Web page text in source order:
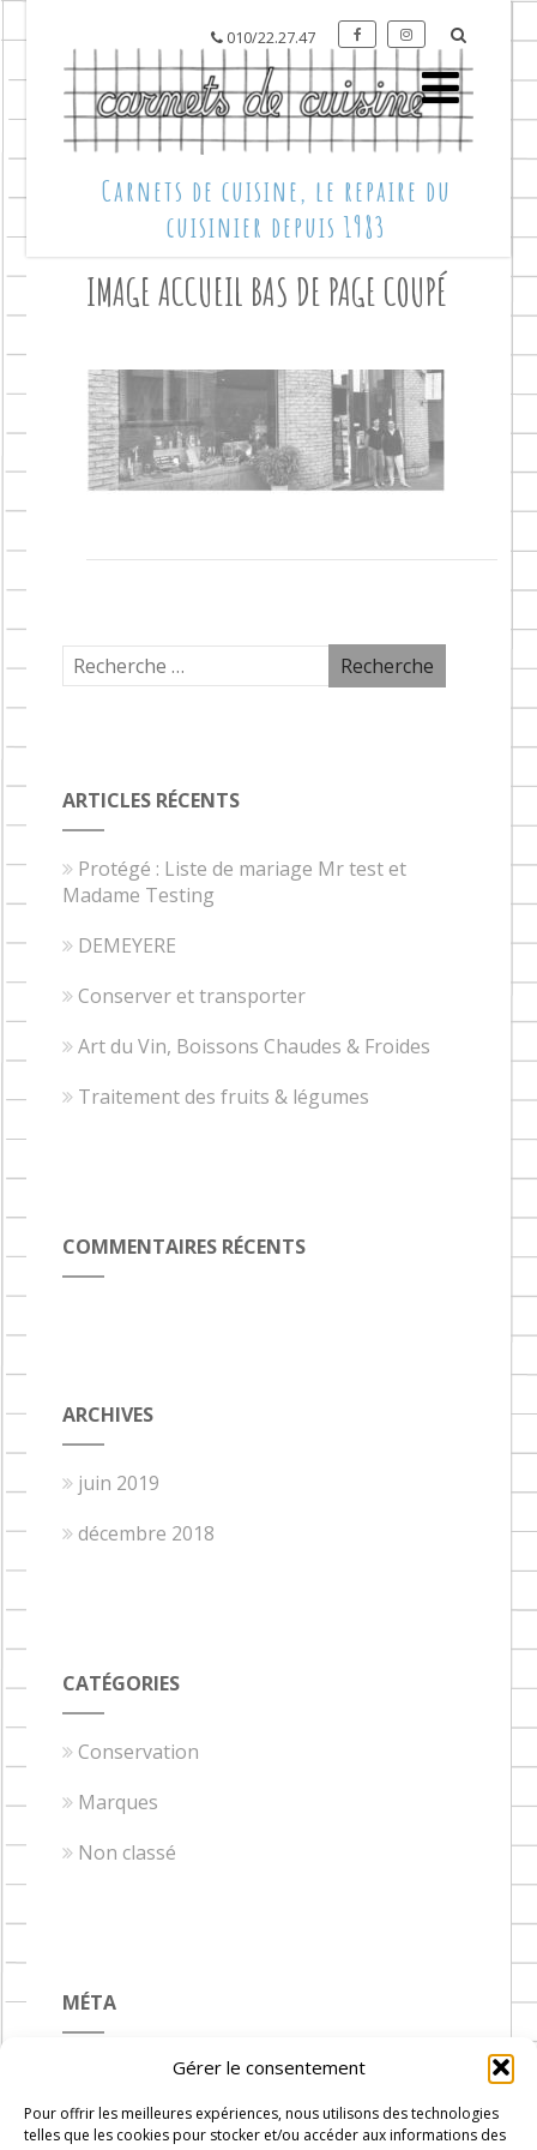
Gérer le consentement
Pour offrir les meilleures expériences, nous utilisons des technologies
telles que les cookies pour stocker et/ou accéder aux informations des
010/22.27.47
Carnets de cuisine, le repaire du
cuisinier depuis 1983
IMAGE ACCUEIL BAS DE PAGE COUPÉ
ARTICLES RÉCENTS
Protégé : Liste de mariage Mr test et
Madame Testing
DEMEYERE
Conserver et transporter
Art du Vin, Boissons Chaudes & Froides
Traitement des fruits & légumes
COMMENTAIRES RÉCENTS
ARCHIVES
juin 2019
décembre 2018
CATÉGORIES
Conservation
Marques
Non classé
MÉTA
Connexion
Flux des publications